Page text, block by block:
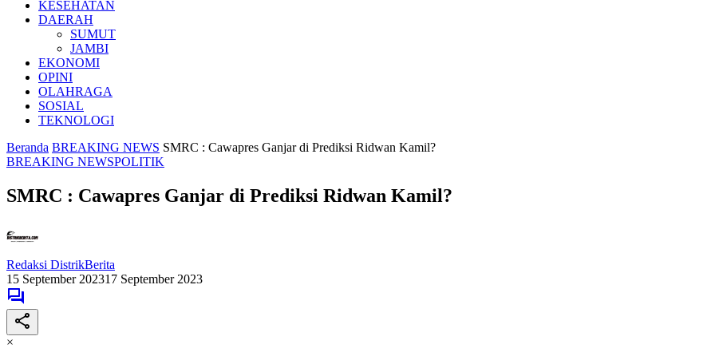
KESEHATAN
DAERAH
SUMUT
JAMBI
EKONOMI
OPINI
OLAHRAGA
SOSIAL
TEKNOLOGI
Beranda BREAKING NEWS SMRC : Cawapres Ganjar di Prediksi Ridwan Kamil?
BREAKING NEWSPOLITIK
SMRC : Cawapres Ganjar di Prediksi Ridwan Kamil?
Redaksi DistrikBerita
15 September 202317 September 2023
×